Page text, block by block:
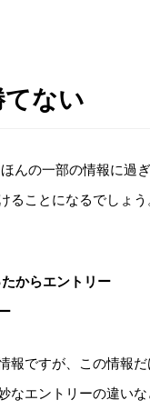
ない
んの一部の情報に過
ることになるでしょう
からエントリー
報ですが、この情報
なエントリーの違い